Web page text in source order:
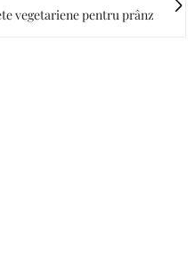
vegetariene pentru prânz